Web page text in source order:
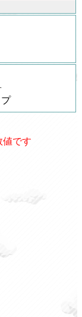
値です